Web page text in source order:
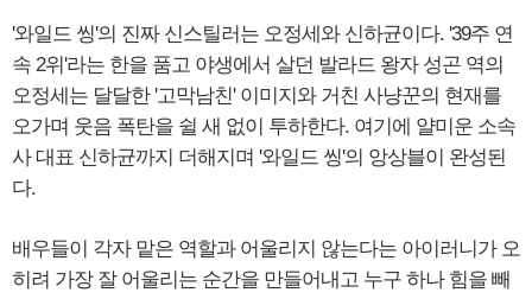
'와일드 씽'의 진짜 신스틸러는 오정세와 신하균이다. '39주 연
속 2위'라는 한을 품고 야생에서 살던 발라드 왕자 성곤 역의
오정세는 달달한 '고막남친' 이미지와 거친 사냥꾼의 현재를
오가며 웃음 폭탄을 쉴 새 없이 투하한다. 여기에 얄미운 소속
사 대표 신하균까지 더해지며 '와일드 씽'의 앙상블이 완성된
다.
배우들이 각자 맡은 역할과 어울리지 않는다는 아이러니가 오
히려 가장 잘 어울리는 순간을 만들어내고 누구 하나 힘을 빼